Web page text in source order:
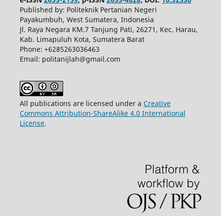
Published by: Politeknik Pertanian Negeri
Payakumbuh, West Sumatera, Indonesia
Jl. Raya Negara KM.7 Tanjung Pati, 26271, Kec. Harau,
Kab. Limapuluh Kota, Sumatera Barat
Phone: +6285263036463
Email: politanijlah@gmail.com
All publications are licensed under a Creative
Commons Attribution-ShareAlike 4.0 International
License.